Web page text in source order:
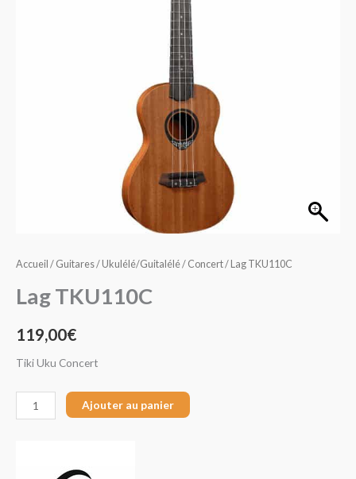
Accueil / Guitares/ Ukulélé/Guitalélé/ Concert/ Lag TKU110C
Lag TKU110C
119,00€
Tiki Uku Concert
Ajouter au panier